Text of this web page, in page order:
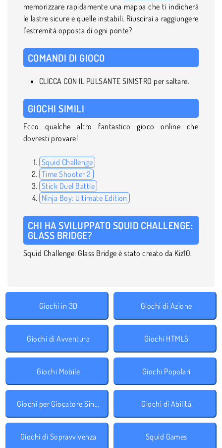
memorizzare rapidamente una mappa che ti indicherà
le lastre sicure e quelle instabili. Riuscirai a raggiungere
l'estremità opposta di ogni ponte?
COMANDI DI GIOCO
CLICCA CON IL PULSANTE SINISTRO per saltare.
GIOCHI SIMILI
Ecco qualche altro fantastico gioco online che
dovresti provare!
Squid Challenge
Time Shooter 2
Stick Duel Battle
Ninja Boy: Ultimate Edition
CHI HA SVILUPPATO SQUID CHALLENGE:
GLASS BRIDGE?
Squid Challenge: Glass Bridge è stato creato da Kiz10.
Giochi in 3D Giochi di Azione
Giochi di Avventura Giochi HTML5
Giochi Mobile Giochi Popolari
Giochi per Giocatore Singolo Giochi di Abilità
Giochi di Sopravvivenza Squid Games